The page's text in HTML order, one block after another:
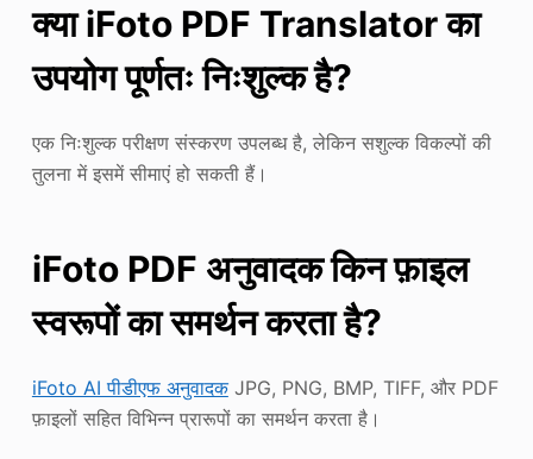
क्या iFoto PDF Translator का
उपयोग पूर्णतः निःशुल्क है?
एक निःशुल्क परीक्षण संस्करण उपलब्ध है, लेकिन सशुल्क विकल्पों की
तुलना में इसमें सीमाएं हो सकती हैं।
iFoto PDF अनुवादक किन फ़ाइल
स्वरूपों का समर्थन करता है?
iFoto AI पीडीएफ अनुवादकJPG, PNG, BMP, TIFF, और PDF
फ़ाइलों सहित विभिन्न प्रारूपों का समर्थन करता है।